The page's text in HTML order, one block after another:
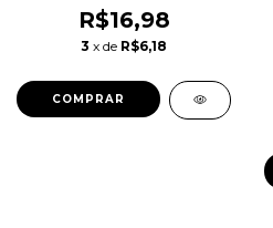
R$16,98
3 x de R$6,18